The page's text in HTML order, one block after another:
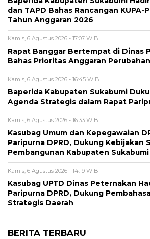
dan TAPD Bahas Rancangan KUPA-
Tahun Anggaran 2026
Kamis, 6 Agustus 2026 - 17:07 WIB
Rapat Banggar Bertempat di Dinas
Bahas Prioritas Anggaran
Kamis, 6 Agustus 2026 - 16:45 WIB
Baperida Kabupaten Sukabumi
Agenda Strategis dalam Rapat
Kamis, 6 Agustus 2026 - 16:33 WIB
Kasubag Umum dan Kepegawaian
Paripurna DPRD, Dukung Kebijakan
Pembangunan Kabupaten Sukabumi
Kamis, 6 Agustus 2026 - 14:19 WIB
Kasubag UPTD Dinas Peternakan
Paripurna DPRD, Dukung
Strategis Daerah
BERITA TERBARU